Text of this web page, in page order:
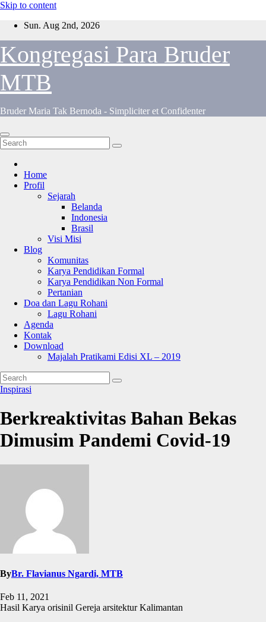
Skip to content
Sun. Aug 2nd, 2026
Kongregasi Para Bruder
MTB
Bruder Maria Tak Bernoda - Simpliciter et Confidenter
Home
Profil
Sejarah
Belanda
Indonesia
Brasil
Visi Misi
Blog
Komunitas
Karya Pendidikan Formal
Karya Pendidikan Non Formal
Pertanian
Doa dan Lagu Rohani
Lagu Rohani
Agenda
Kontak
Download
Majalah Pratikami Edisi XL – 2019
Inspirasi
Berkreaktivitas Bahan Bekas
Dimusim Pandemi Covid-19
ByBr. Flavianus Ngardi, MTB
Feb 11, 2021
Hasil Karya orisinil Gereja arsitektur Kalimantan